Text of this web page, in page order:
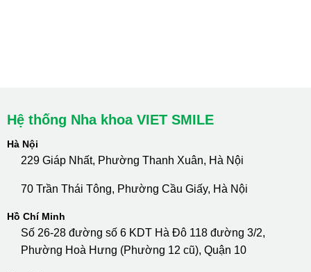
Hệ thống Nha khoa VIET SMILE
Hà Nội
229 Giáp Nhất, Phường Thanh Xuân, Hà Nội
70 Trần Thái Tông, Phường Cầu Giấy, Hà Nội
Hồ Chí Minh
Số 26-28 đường số 6 KDT Hà Đô 118 đường 3/2,
Phường Hoà Hưng (Phường 12 cũ), Quận 10